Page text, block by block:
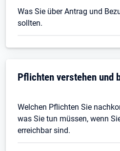
Was Sie über Antrag und
sollten.
Pflichten verstehen und
Welchen Pflichten Sie
was Sie tun müssen, wenn
erreichbar sind.